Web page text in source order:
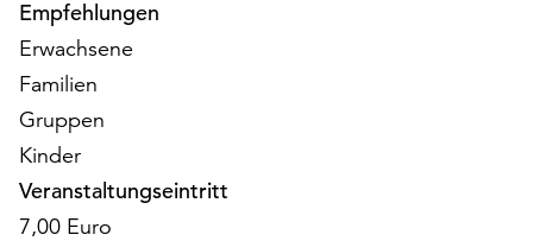
unserer
Datenschutzerklärung
oder
Impressum
.
Empfehlungen
Erwachsene
Familien
Gruppen
Kinder
Veranstaltungseintritt
7,00 Euro